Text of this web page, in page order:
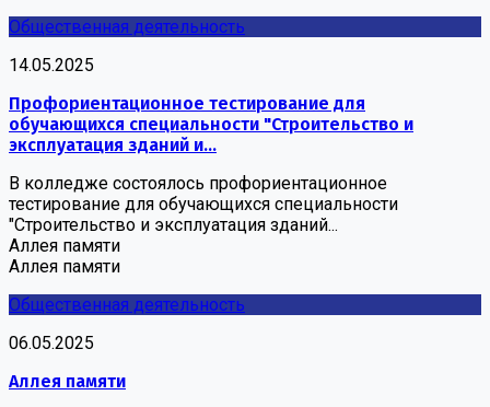
Общественная деятельность
14.05.2025
Профориентационное тестирование для
обучающихся специальности "Строительство и
эксплуатация зданий и...
В колледже состоялось профориентационное
тестирование для обучающихся специальности
"Строительство и эксплуатация зданий...
Аллея памяти
Аллея памяти
Общественная деятельность
06.05.2025
Аллея памяти